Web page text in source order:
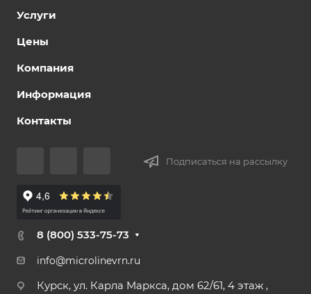
Услуги
Цены
Компания
Информация
Контакты
Подписаться на рассылку
8 (800) 533-75-73
info@microlinevrn.ru
Курск, ул. Карла Маркса, дом 62/61, 4 этаж ,